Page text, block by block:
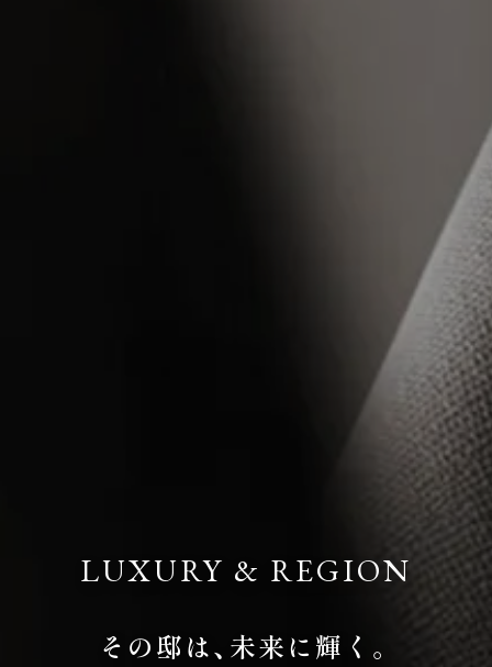
LUXURY & REGION
その邸は、未来に輝く。